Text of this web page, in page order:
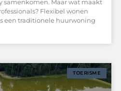
Maar wat maakt
Flexibel wonen
een traditionele huurwoning
TOERISME